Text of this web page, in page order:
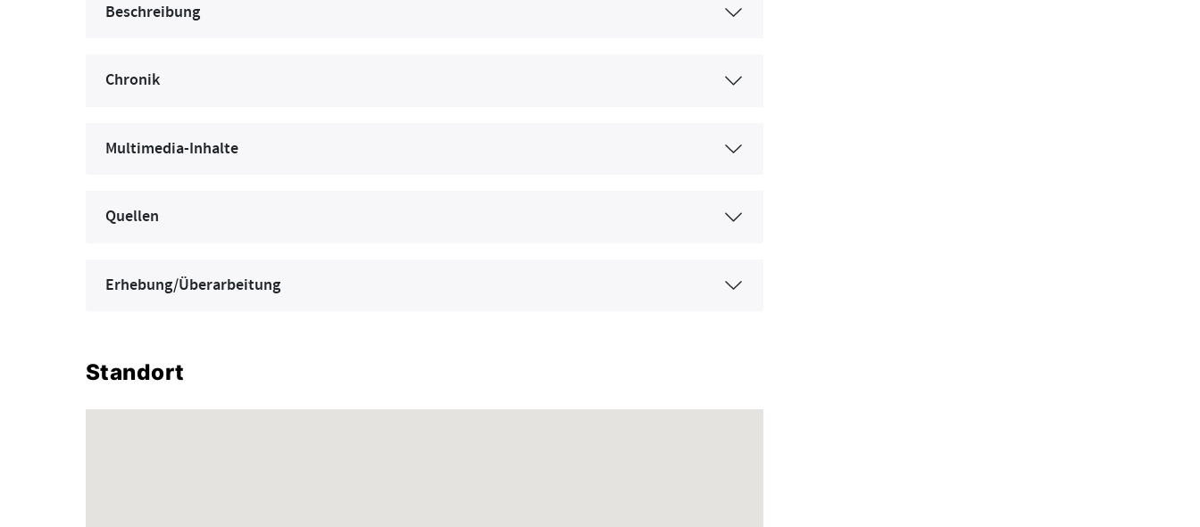
Beschreibung
Chronik
Multimedia-Inhalte
Quellen
Erhebung/Überarbeitung
Standort